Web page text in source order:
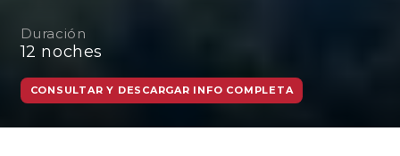
Duración
12 noches
CONSULTAR Y DESCARGAR INFO COMPLETA